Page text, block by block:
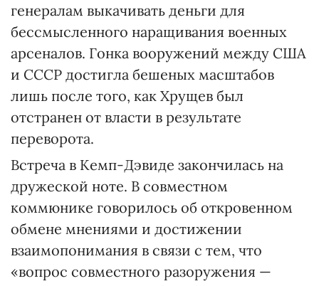
генералам выкачивать деньги для
бессмысленного наращивания военных
арсеналов. Гонка вооружений между США
и СССР достигла бешеных масштабов
лишь после того, как Хрущев был
отстранен от власти в результате
переворота.
Встреча в Кемп-Дэвиде закончилась на
дружеской ноте. В совместном
коммюнике говорилось об откровенном
обмене мнениями и достижении
взаимопонимания в связи с тем, что
«вопрос совместного разоружения —